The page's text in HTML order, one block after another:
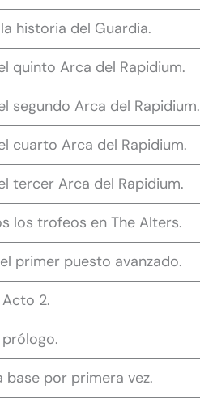
historia del Guardia.
quinto Arca del Rapidium.
segundo Arca del Rapidium.
cuarto Arca del Rapidium.
tercer Arca del Rapidium.
los trofeos en The Alters.
primer puesto avanzado.
2.
base por primera vez.